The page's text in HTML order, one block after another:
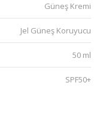
Güneş Kremi
Jel Güneş Koruyucu
50 ml
SPF50+